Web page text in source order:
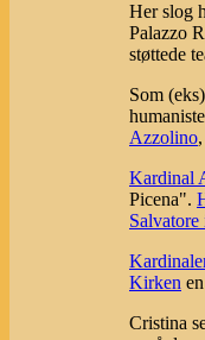
Her slog
Palazzo
støttede
Som
Azzolino
Kardinal
Picena".
Kirken
Cristina